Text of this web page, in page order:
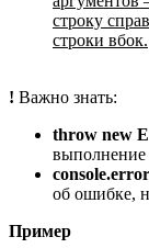
строку
строки вбок.
! Важно знать:
throw new
выполнение
об ошибке,
Пример